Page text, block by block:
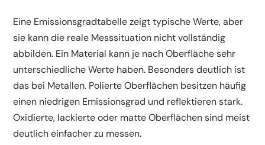
Eine Emissionsgradtabelle zeigt typische Werte, aber
sie kann die reale Messsituation nicht vollständig
abbilden. Ein Material kann je nach Oberfläche sehr
unterschiedliche Werte haben. Besonders deutlich ist
das bei Metallen. Polierte Oberflächen besitzen häufig
einen niedrigen Emissionsgrad und reflektieren stark.
Oxidierte, lackierte oder matte Oberflächen sind meist
deutlich einfacher zu messen.